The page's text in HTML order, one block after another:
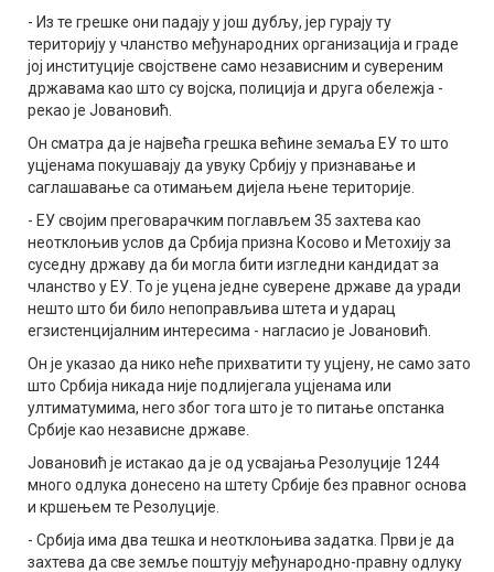
- Из те грешке они падају у још дубљу, јер гурају ту
територију у чланство међународних организација и граде
јој институције својствене само независним и сувереним
државама као што су војска, полиција и друга обележја -
рекао је Јовановић.
Он сматра да је највећа грешка већине земаља ЕУ то што
уцјенама покушавају да увуку Србију у признавање и
саглашавање са отимањем дијела њене територије.
- ЕУ својим преговарачким поглављем 35 захтева као
неотклоњив услов да Србија призна Косово и Метохију за
суседну државу да би могла бити изгледни кандидат за
чланство у ЕУ. То је уцена једне суверене државе да уради
нешто што би било непоправљива штета и ударац
егзистенцијалним интересима - нагласио је Јовановић.
Он је указао да нико неће прихватити ту уцјену, не само зато
што Србија никада није подлијегала уцјенама или
ултиматумима, него због тога што је то питање опстанка
Србије као независне државе.
Јовановић је истакао да је од усвајања Резолуције 1244
много одлука донесено на штету Србије без правног основа
и кршењем те Резолуције.
- Србија има два тешка и неотклоњива задатка. Први је да
захтева да све земље поштују међународно-правну одлуку